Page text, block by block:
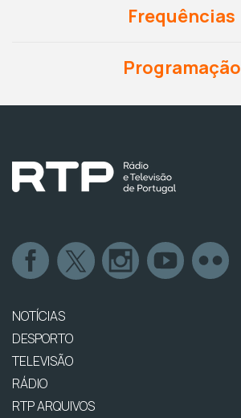
Frequências
Programação
NOTÍCIAS
DESPORTO
TELEVISÃO
RÁDIO
RTP ARQUIVOS